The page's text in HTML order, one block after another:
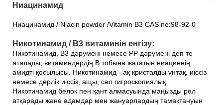
Ниацинамид
Ниацинамид / Niacin powder /Vitamin B3 CAS no:98-92-0
Никотинамид / В3 витаминін енгізу:
Никотинамид, В3 дәрумені немесе РР дәрумені деп те
аталады, витаминдердің В тобына жататын ниациннің
амидті қосылысы. Никотинамид - ақ кристалды ұнтақ, иіссіз
немесе дерлік иіссіз, ащы, сәл гигроскопиялық.
Никотинамид белок пен қант алмасуында маңызды рөл
атқарады және адамдар мен жануарлардың тамақтануын